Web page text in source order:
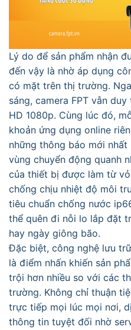
Lý do để sản phẩm nhận
đến vậy là nhờ áp dụng
có mặt trên thị trường.
sáng, camera FPT vẫn
HD 1080p. Cùng lúc đó,
khoản ứng dụng online
những thông báo mới
vùng chuyển động quanh
của thiết bị được làm từ
chống chịu nhiệt độ môi
tiêu chuẩn chống nước
thể quên đi nỗi lo lắp đặt
hay ngày giông bão.
Đặc biệt, công nghệ lưu
là điểm nhấn khiến sản
trội hơn nhiều so với các
trường. Không chỉ thuận
trực tiếp mọi lúc mọi nơi,
thông tin tuyệt đối nhờ